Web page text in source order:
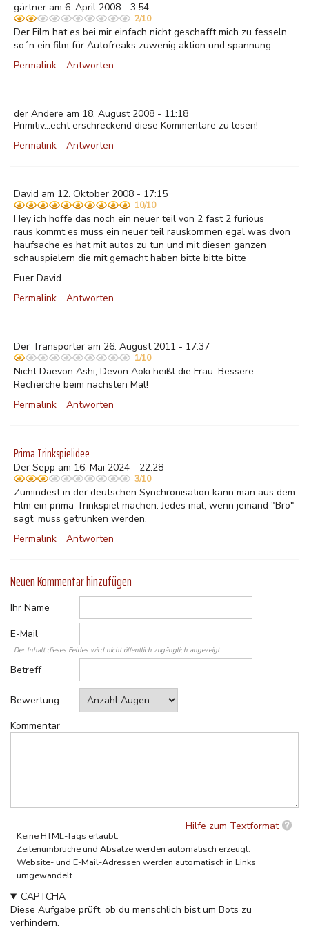
gärtner am 6. April 2008 - 3:54
2/10
Der Film hat es bei mir einfach nicht geschafft mich zu fesseln,
so´n ein film für Autofreaks zuwenig aktion und spannung.
Permalink
Antworten
der Andere am 18. August 2008 - 11:18
Primitiv...echt erschreckend diese Kommentare zu lesen!
Permalink
Antworten
David am 12. Oktober 2008 - 17:15
10/10
Hey ich hoffe das noch ein neuer teil von 2 fast 2 furious
raus kommt es muss ein neuer teil rauskommen egal was dvon
haufsache es hat mit autos zu tun und mit diesen ganzen
schauspielern die mit gemacht haben bitte bitte bitte
Euer David
Permalink
Antworten
Der Transporter am 26. August 2011 - 17:37
1/10
Nicht Daevon Ashi, Devon Aoki heißt die Frau. Bessere
Recherche beim nächsten Mal!
Permalink
Antworten
Prima Trinkspielidee
Der Sepp am 16. Mai 2024 - 22:28
3/10
Zumindest in der deutschen Synchronisation kann man aus dem
Film ein prima Trinkspiel machen: Jedes mal, wenn jemand "Bro"
sagt, muss getrunken werden.
Permalink
Antworten
Neuen Kommentar hinzufügen
Ihr Name
E-Mail
Der Inhalt dieses Feldes wird nicht öffentlich zugänglich angezeigt.
Betreff
Bewertung
Kommentar
Hilfe zum Textformat
Keine HTML-Tags erlaubt.
Zeilenumbrüche und Absätze werden automatisch erzeugt.
Website- und E-Mail-Adressen werden automatisch in Links
umgewandelt.
CAPTCHA
Diese Aufgabe prüft, ob du menschlich bist um Bots zu
verhindern.